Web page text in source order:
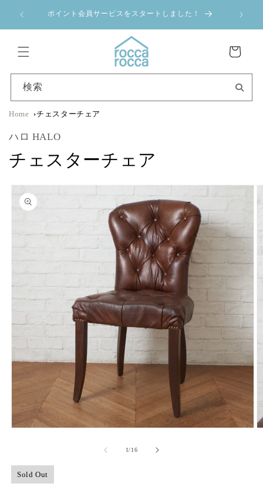
ンツに
ポイント会員サービスをスタートしました！
ー
検索
Home チェスターチェア
ハロ HALO
チェスターチェア
商品情
報にス
キップ
ル
で
メ
1/の
16
Sold Out